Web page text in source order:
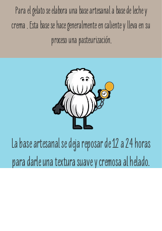
Para el gelato se elabora una base artesanal a base de leche y
crema . Esta base se hace generalmente en caliente y lleva en su
proceso una pasteurización.
La base artesanal se deja reposar de 12 a 24 horas
para darle una textura suave y cremosa al helado.